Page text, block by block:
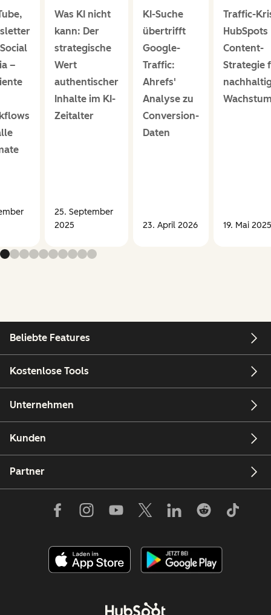
–
Was KI nicht
kann: Der
strategische
Wert
authentischer
Inhalte im KI-
Zeitalter
25. September
2025
KI-Suche
übertrifft
Google-
Traffic:
Ahrefs'
Analyse zu
Conversion-
Daten
23. April 2026
Traffic-
HubSpots
Content-
Strategie
19. Mai 2025
Beliebte Features
Kostenlose Tools
Unternehmen
Kunden
Partner